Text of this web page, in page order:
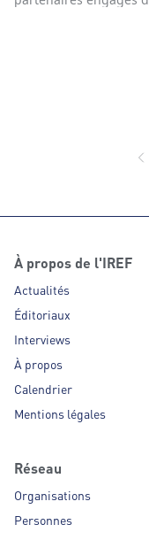
À propos de l'IREF
Actualités
Éditoriaux
Interviews
À propos
Calendrier
Mentions légales
Réseau
Organisations
Personnes